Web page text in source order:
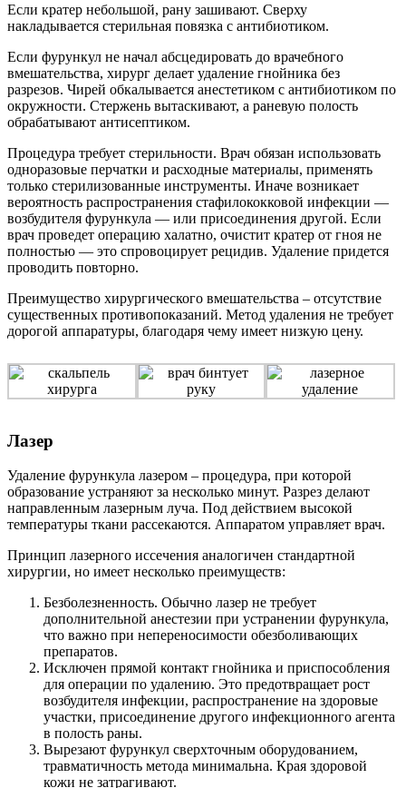
Если кратер небольшой, рану зашивают. Сверху
накладывается стерильная повязка с антибиотиком.
Если фурункул не начал абсцедировать до врачебного
вмешательства, хирург делает удаление гнойника без
разрезов. Чирей обкалывается анестетиком с антибиотиком по
окружности. Стержень вытаскивают, а раневую полость
обрабатывают антисептиком.
Процедура требует стерильности. Врач обязан использовать
одноразовые перчатки и расходные материалы, применять
только стерилизованные инструменты. Иначе возникает
вероятность распространения стафилококковой инфекции —
возбудителя фурункула — или присоединения другой. Если
врач проведет операцию халатно, очистит кратер от гноя не
полностью — это спровоцирует рецидив. Удаление придется
проводить повторно.
Преимущество хирургического вмешательства – отсутствие
существенных противопоказаний. Метод удаления не требует
дорогой аппаратуры, благодаря чему имеет низкую цену.
Лазер
Удаление фурункула лазером – процедура, при которой
образование устраняют за несколько минут. Разрез делают
направленным лазерным луча. Под действием высокой
температуры ткани рассекаются. Аппаратом управляет врач.
Принцип лазерного иссечения аналогичен стандартной
хирургии, но имеет несколько преимуществ:
Безболезненность. Обычно лазер не требует
дополнительной анестезии при устранении фурункула,
что важно при непереносимости обезболивающих
препаратов.
Исключен прямой контакт гнойника и приспособления
для операции по удалению. Это предотвращает рост
возбудителя инфекции, распространение на здоровые
участки, присоединение другого инфекционного агента
в полость раны.
Вырезают фурункул сверхточным оборудованием,
травматичность метода минимальна. Края здоровой
кожи не затрагивают.